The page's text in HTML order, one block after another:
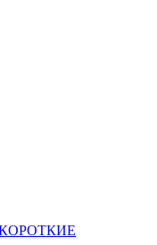
КОРОТКИЕ